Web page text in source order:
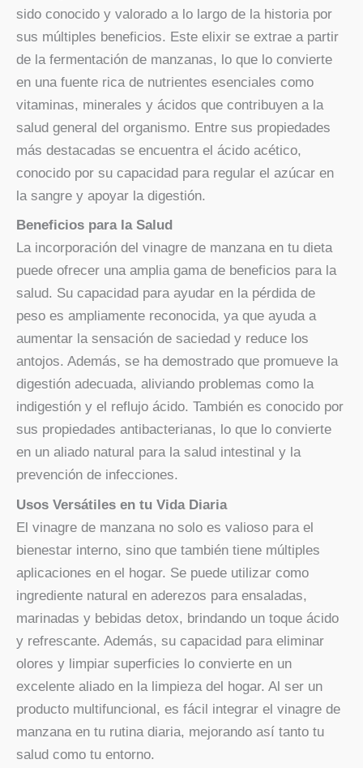
sido conocido y valorado a lo largo de la historia por
sus múltiples beneficios. Este elixir se extrae a partir
de la fermentación de manzanas, lo que lo convierte
en una fuente rica de nutrientes esenciales como
vitaminas, minerales y ácidos que contribuyen a la
salud general del organismo. Entre sus propiedades
más destacadas se encuentra el ácido acético,
conocido por su capacidad para regular el azúcar en
la sangre y apoyar la digestión.
Beneficios para la Salud
La incorporación del vinagre de manzana en tu dieta
puede ofrecer una amplia gama de beneficios para la
salud. Su capacidad para ayudar en la pérdida de
peso es ampliamente reconocida, ya que ayuda a
aumentar la sensación de saciedad y reduce los
antojos. Además, se ha demostrado que promueve la
digestión adecuada, aliviando problemas como la
indigestión y el reflujo ácido. También es conocido por
sus propiedades antibacterianas, lo que lo convierte
en un aliado natural para la salud intestinal y la
prevención de infecciones.
Usos Versátiles en tu Vida Diaria
El vinagre de manzana no solo es valioso para el
bienestar interno, sino que también tiene múltiples
aplicaciones en el hogar. Se puede utilizar como
ingrediente natural en aderezos para ensaladas,
marinadas y bebidas detox, brindando un toque ácido
y refrescante. Además, su capacidad para eliminar
olores y limpiar superficies lo convierte en un
excelente aliado en la limpieza del hogar. Al ser un
producto multifuncional, es fácil integrar el vinagre de
manzana en tu rutina diaria, mejorando así tanto tu
salud como tu entorno.